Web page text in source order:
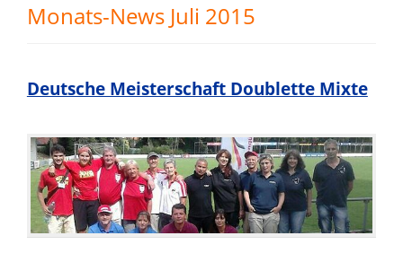
Monats-News Juli 2015
Deutsche Meisterschaft Doublette Mixte